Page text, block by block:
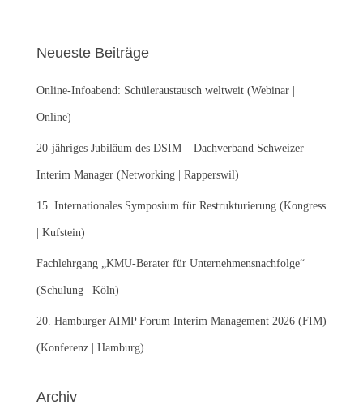
n
a
c
:
Neueste Beiträge
Online-Infoabend: Schüleraustausch weltweit (Webinar |
Online)
20-jähriges Jubiläum des DSIM – Dachverband Schweizer
Interim Manager (Networking | Rapperswil)
15. Internationales Symposium für Restrukturierung (Kongress
| Kufstein)
Fachlehrgang „KMU-Berater für Unternehmensnachfolge“
(Schulung | Köln)
20. Hamburger AIMP Forum Interim Management 2026 (FIM)
(Konferenz | Hamburg)
Archiv